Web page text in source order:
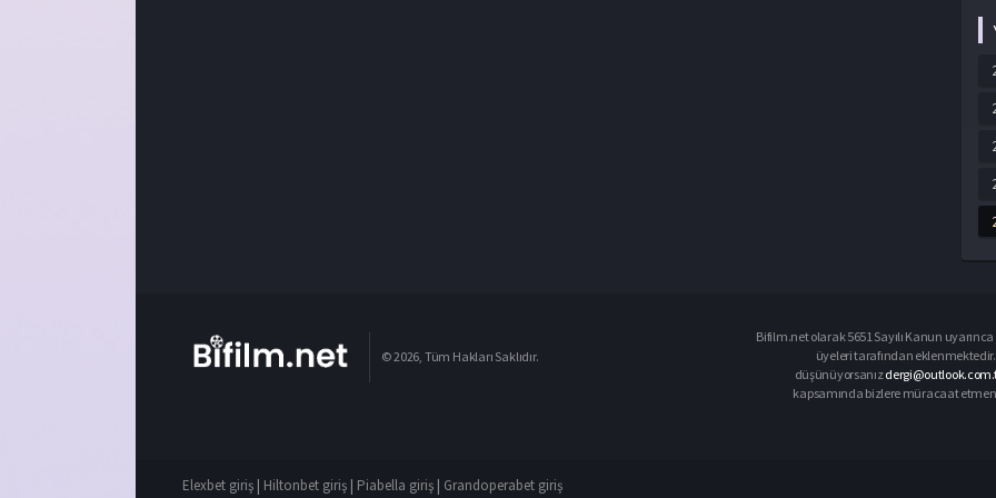
© 2026, Tüm Hakları Saklıdır.
Bifilm.net olarak 5651 Sayılı Kanun
üyeleri tarafından
düşünüyorsanız
kapsamında bizlere müracaat
Elexbet giriş | Hiltonbet giriş | Piabella giriş | Grandoperabet giriş